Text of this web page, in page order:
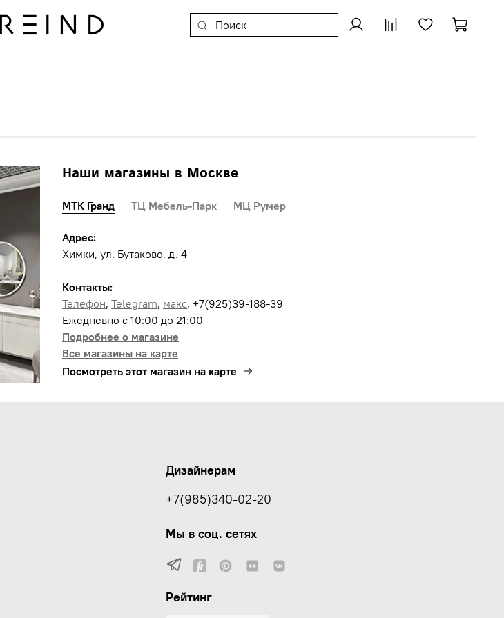
Наши магазины в Москве
МТК Гранд ТЦ Мебель-Парк МЦ Румер
Адрес:
Химки, ул. Бутаково, д. 4
Контакты:
Телефон, Telegram, макс, +7(925)39-188-39
Ежедневно с 10:00 до 21:00
Подробнее о магазине
Все магазины на карте
Посмотреть этот магазин на карте
Дизайнерам
+7(985)340-02-20
Мы в соц. сетях
Рейтинг